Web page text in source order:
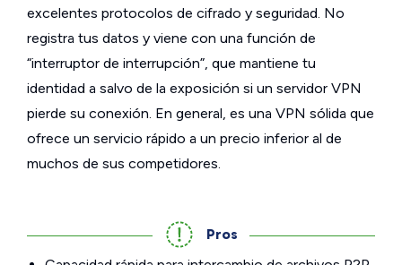
excelentes protocolos de cifrado y seguridad. No
registra tus datos y viene con una función de
“interruptor de interrupción”, que mantiene tu
identidad a salvo de la exposición si un servidor VPN
pierde su conexión. En general, es una VPN sólida que
ofrece un servicio rápido a un precio inferior al de
muchos de sus competidores.
Pros